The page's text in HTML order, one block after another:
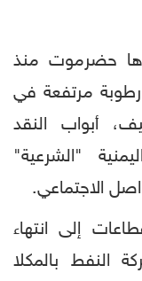
حضرموت منذ
مرتفعة في
أبواب النقد
"الشرعية"
الاجتماعي.
إلى انتهاء
النفط بالمكلا